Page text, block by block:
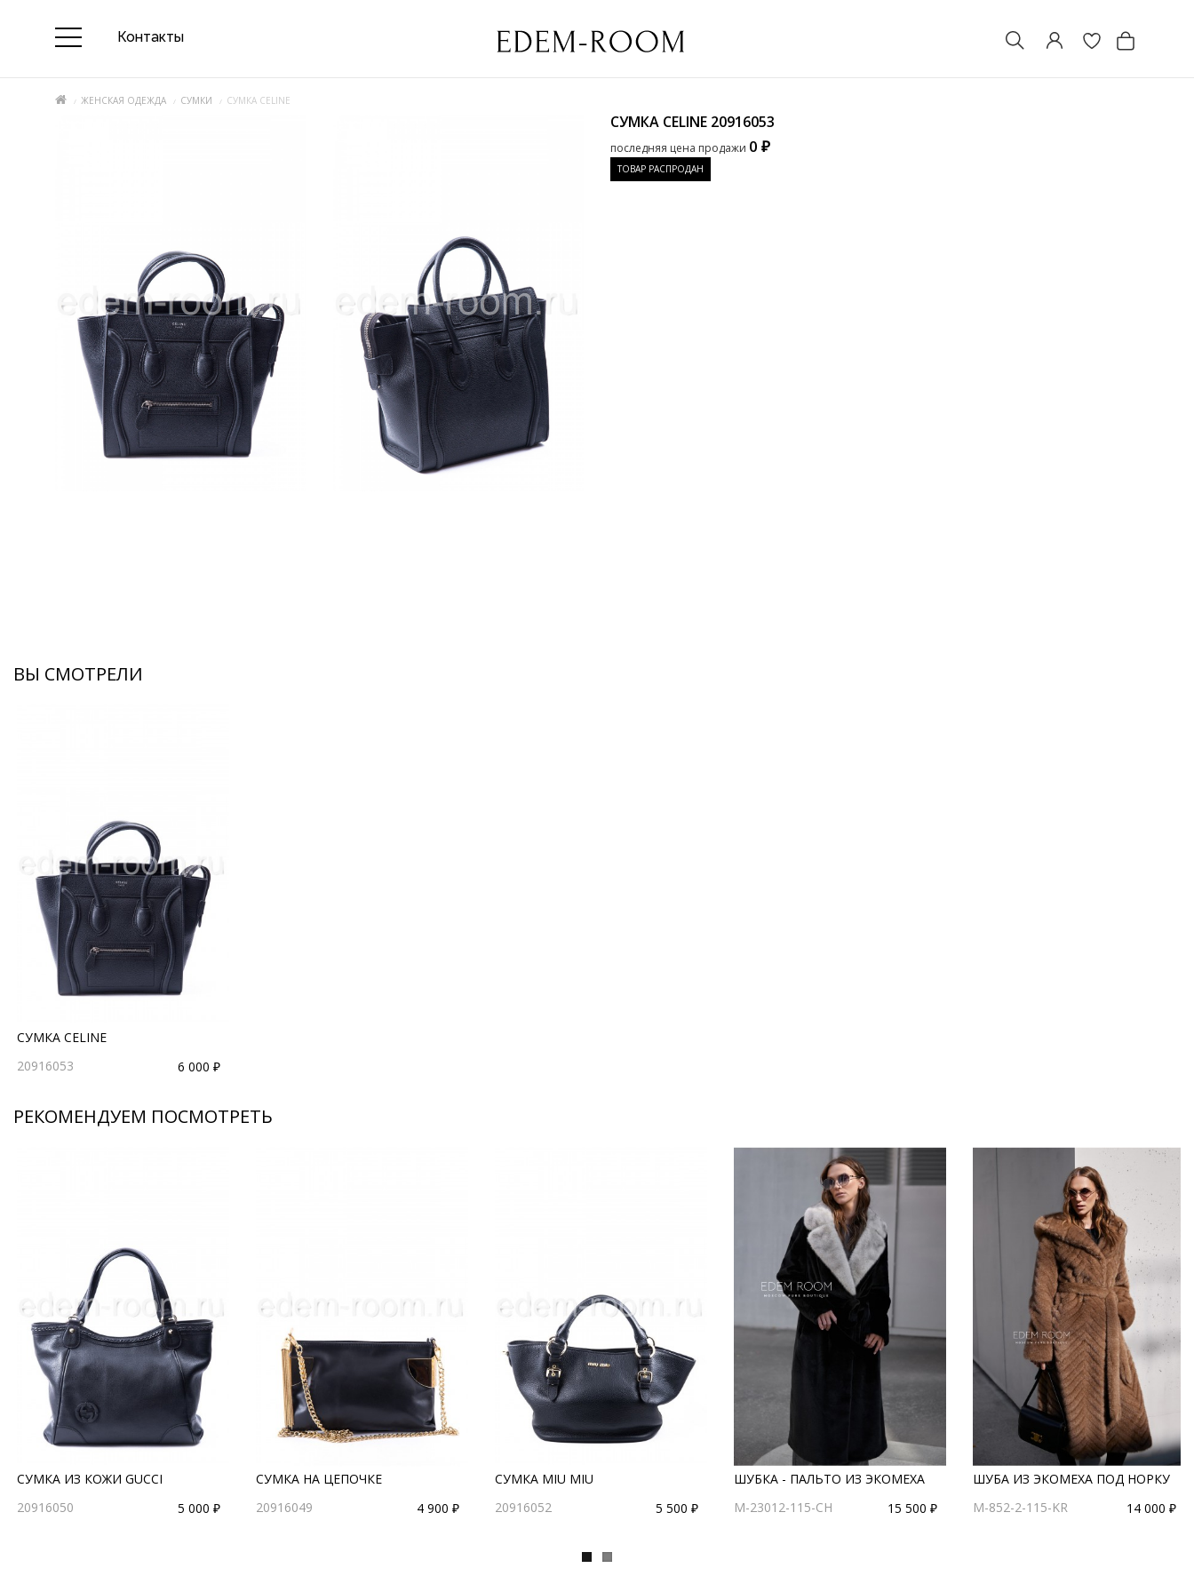
Контакты
ЖЕНСКАЯ ОДЕЖДА СУМКИ СУМКА CELINE
СУМКА CELINE 20916053
последняя цена продажи 0 ₽
ТОВАР РАСПРОДАН
ВЫ СМОТРЕЛИ
СУМКА CELINE
20916053
6 000 ₽
РЕКОМЕНДУЕМ ПОСМОТРЕТЬ
СУМКА ИЗ КОЖИ GUCCI
20916050
5 000 ₽
СУМКА НА ЦЕПОЧКЕ
20916049
4 900 ₽
СУМКА MIU MIU
20916052
5 500 ₽
ШУБКА - ПАЛЬТО ИЗ ЭКОМЕХА
M-23012-115-CH
15 500 ₽
ШУБА ИЗ ЭКОМЕХА ПОД НОРКУ
M-852-2-115-KR
14 000 ₽